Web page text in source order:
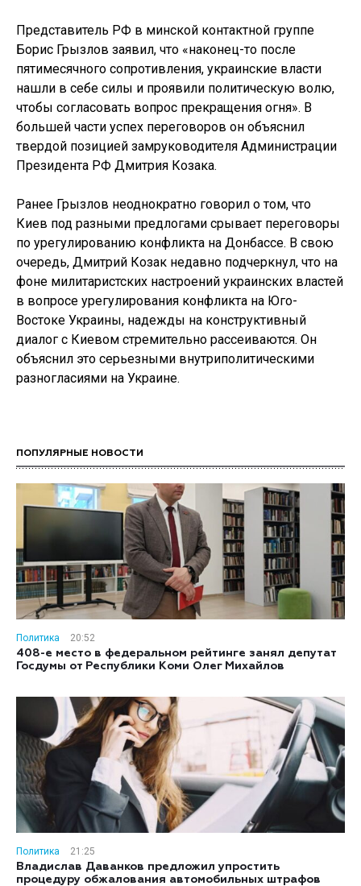
Представитель РФ в минской контактной группе
Борис Грызлов заявил, что «наконец-то после
пятимесячного сопротивления, украинские власти
нашли в себе силы и проявили политическую волю,
чтобы согласовать вопрос прекращения огня». В
большей части успех переговоров он объяснил
твердой позицией замруководителя Администрации
Президента РФ Дмитрия Козака.
Ранее Грызлов неоднократно говорил о том, что
Киев под разными предлогами срывает переговоры
по урегулированию конфликта на Донбассе. В свою
очередь, Дмитрий Козак недавно подчеркнул, что на
фоне милитаристских настроений украинских властей
в вопросе урегулирования конфликта на Юго-
Востоке Украины, надежды на конструктивный
диалог с Киевом стремительно рассеиваются. Он
объяснил это серьезными внутриполитическими
разногласиями на Украине.
ПОПУЛЯРНЫЕ НОВОСТИ
Политика
20:52
408-е место в федеральном рейтинге занял депутат
Госдумы от Республики Коми Олег Михайлов
Политика
21:25
Владислав Даванков предложил упростить
процедуру обжалования автомобильных штрафов